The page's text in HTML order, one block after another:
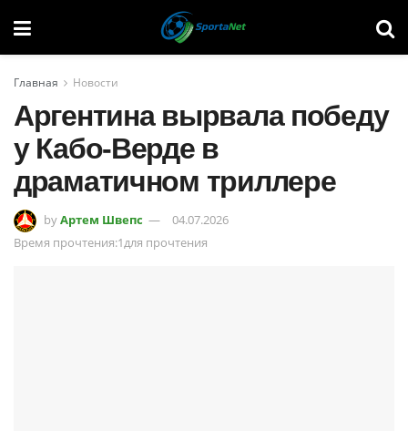
Главная Новости
Аргентина вырвала победу
у Кабо-Верде в
драматичном триллере
byАртем Швепс
04.07.2026
Время прочтения:1для прочтения